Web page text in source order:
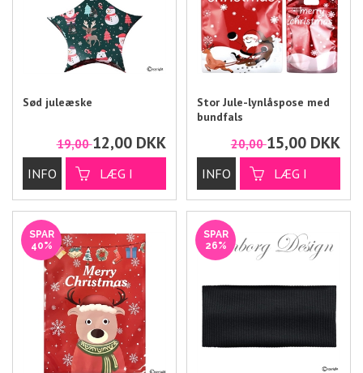
Sød juleæske
19,0012,00 DKK
Stor Jule-lynlåspose med
bundfals
20,0015,00 DKK
SPAR
40%
SPAR
26%